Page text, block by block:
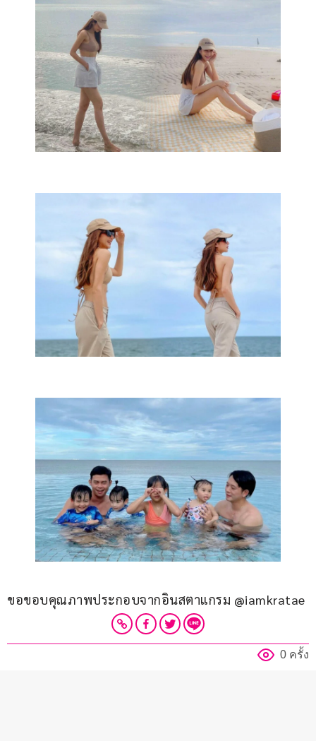
ขอขอบคุณภาพประกอบจากอินสตาแกรม @iamkratae
0 ครั้ง